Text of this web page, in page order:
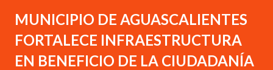
MUNICIPIO DE AGUASCALIENTES
FORTALECE INFRAESTRUCTURA
EN BENEFICIO DE LA CIUDADANÍA